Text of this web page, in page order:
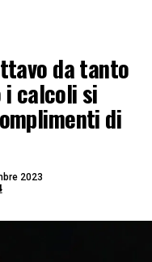
da tanto
calcoli si
di
2023